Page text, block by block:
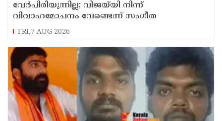
വേർപിരിയുന്നില്ല; വിജയ്‍യി നിന്ന്
വിവാഹമോചനം വേണ്ടെന്ന് സംഗീത
FRI,7 AUG 2026